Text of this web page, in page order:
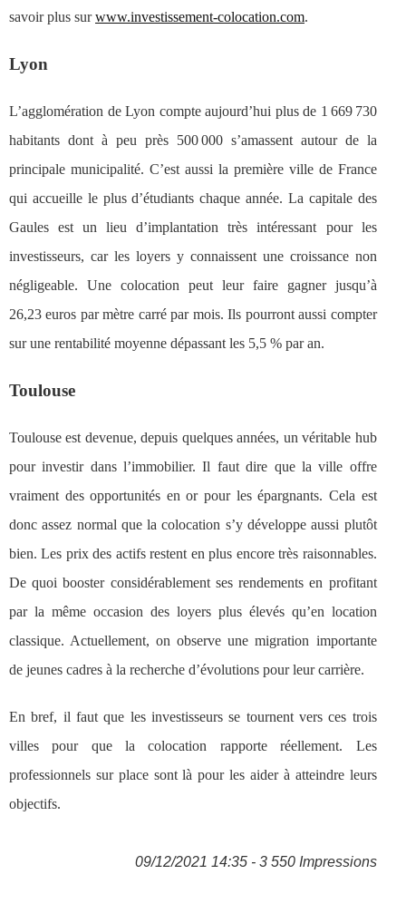
savoir plus surwww.investissement-colocation.com.
Lyon
L’agglomération de Lyon compte aujourd’hui plus de 1 669 730
habitants dont à peu près 500 000 s’amassent autour de la
principale municipalité. C’est aussi la première ville de France
qui accueille le plus d’étudiants chaque année. La capitale des
Gaules est un lieu d’implantation très intéressant pour les
investisseurs, car les loyers y connaissent une croissance non
négligeable. Une colocation peut leur faire gagner jusqu’à
26,23 euros par mètre carré par mois. Ils pourront aussi compter
sur une rentabilité moyenne dépassant les 5,5 % par an.
Toulouse
Toulouse est devenue, depuis quelques années, un véritable hub
pour investir dans l’immobilier. Il faut dire que la ville offre
vraiment des opportunités en or pour les épargnants. Cela est
donc assez normal que la colocation s’y développe aussi plutôt
bien. Les prix des actifs restent en plus encore très raisonnables.
De quoi booster considérablement ses rendements en profitant
par la même occasion des loyers plus élevés qu’en location
classique. Actuellement, on observe une migration importante
de jeunes cadres à la recherche d’évolutions pour leur carrière.
En bref, il faut que les investisseurs se tournent vers ces trois
villes pour que la colocation rapporte réellement. Les
professionnels sur place sont là pour les aider à atteindre leurs
objectifs.
09/12/2021 14:35 - 3 550 Impressions